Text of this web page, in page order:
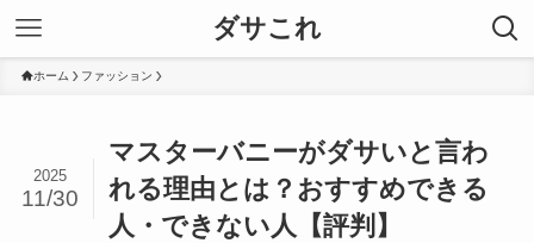
ダサこれ
ホーム ファッション
マスターバニーがダサいと言わ
れる理由とは？おすすめできる
人・できない人【評判】
2025
11/30